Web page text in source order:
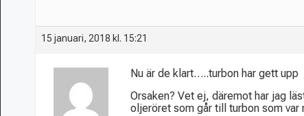
15 januari, 2018 kl. 15:21
Nu är de klart…..turbon har gett upp
Orsaken? Vet ej, däremot har jag
oljeröret som går till turbon som var